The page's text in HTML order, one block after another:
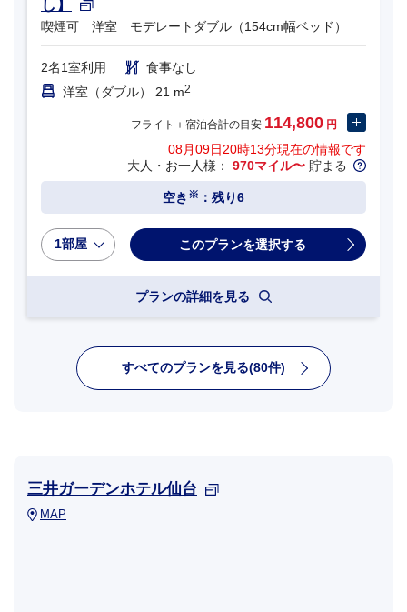
し】
喫煙可 洋室 モデレートダブル（154cm幅ベッド）
2名1室利用
食事なし
洋室（ダブル） 21 m2
フライト＋宿泊合計の目安 114,800 円
08月09日20時13分現在の情報です
大人・お一人様： 970マイル〜 貯まる
空き ※ ：残り6
1部屋
プランの詳細を見る
すべてのプランを見る(80件)
三井ガーデンホテル仙台
MAP